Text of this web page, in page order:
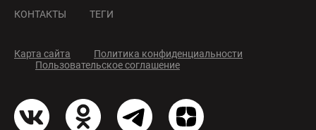
КОНТАКТЫ ТЕГИ
Карта сайта
Политика конфиденциальности
Пользовательское соглашение